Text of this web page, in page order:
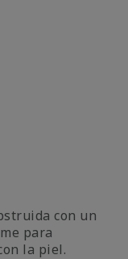
con un
para
la piel.